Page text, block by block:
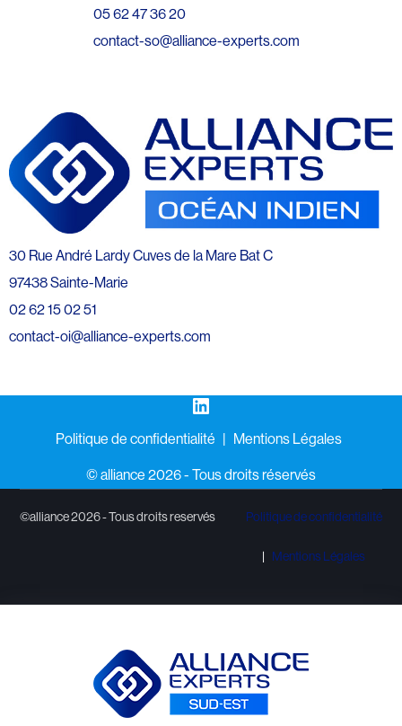
05 62 47 36 20
contact-so@alliance-experts.com
30 Rue André Lardy Cuves de la Mare Bat C
97438 Sainte-Marie
02 62 15 02 51
contact-oi@alliance-experts.com
LinkedIn
Politique de confidentialité Mentions Légales
©️ alliance 2026 - Tous droits réservés
©alliance 2026 - Tous droits reservés Politique de confidentialité
Mentions Légales